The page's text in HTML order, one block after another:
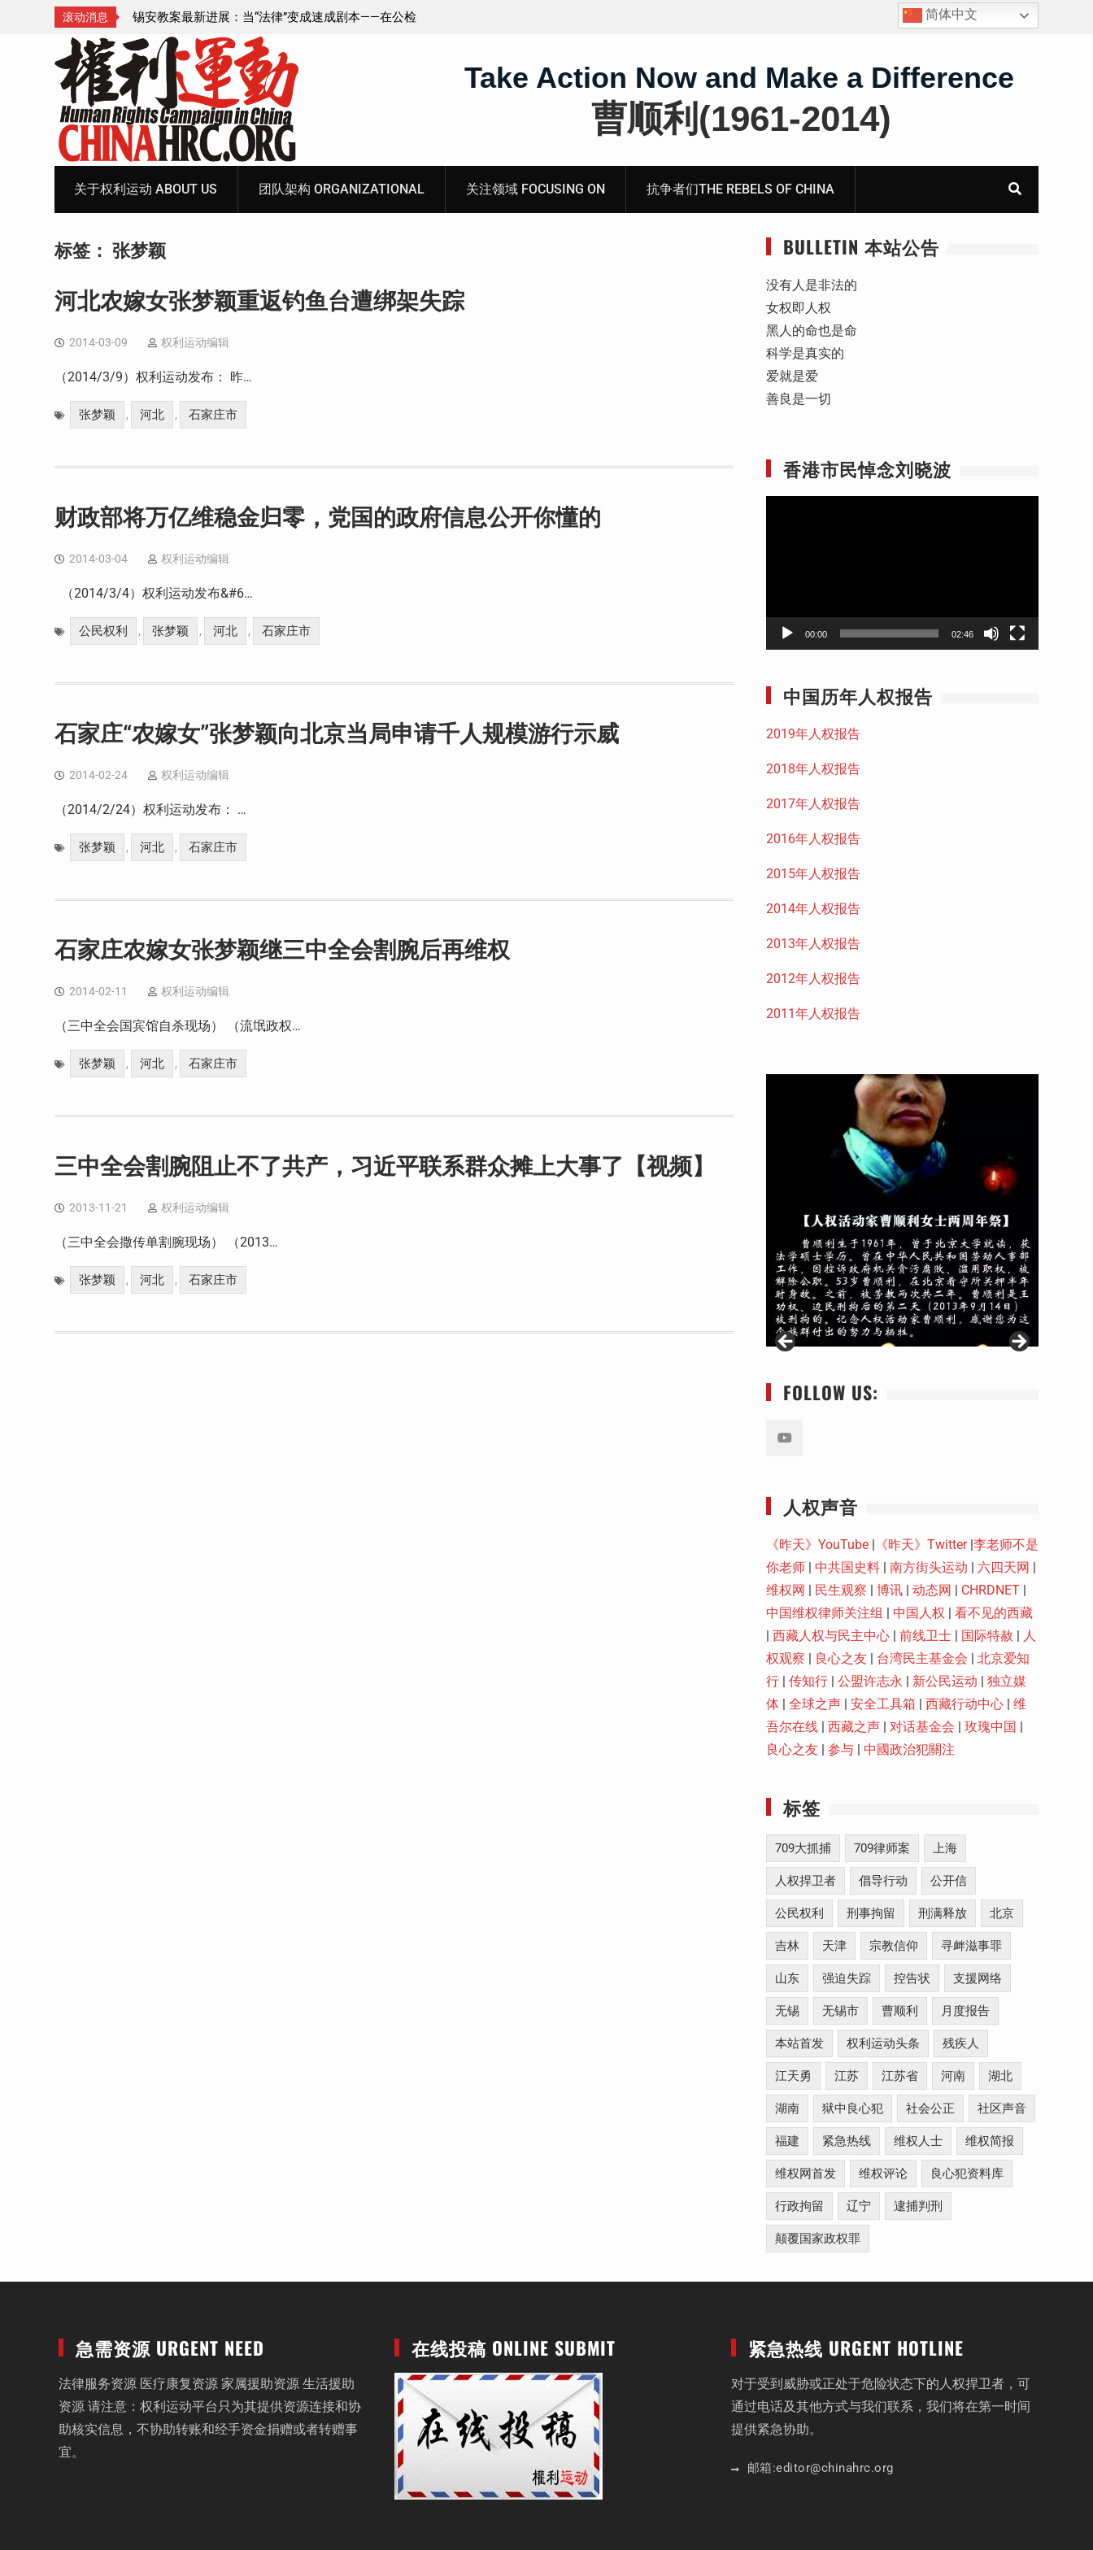
滚动消息
速成剧本——在公检 锡安教案王聪女士被抓更多细节曝光 之一
获刑8年的安徽省合肥市法轮功学员、软件工程师唐志
简体中文
Take Action Now and Make a Difference
曹顺利(1961-2014)
关于权利运动 ABOUT US 团队架构 ORGANIZATIONAL 关注领域 FOCUSING ON 抗争者们THE REBELS OF CHINA
标签： 张梦颖
河北农嫁女张梦颖重返钓鱼台遭绑架失踪
2014-03-09 权利运动编辑
（2014/3/9）权利运动发布： 昨…
张梦颖 , 河北 , 石家庄市
财政部将万亿维稳金归零，党国的政府信息公开你懂的
2014-03-04 权利运动编辑
（2014/3/4）权利运动发布&#6…
公民权利 , 张梦颖 , 河北 , 石家庄市
石家庄“农嫁女”张梦颖向北京当局申请千人规模游行示威
2014-02-24 权利运动编辑
（2014/2/24）权利运动发布： …
张梦颖 , 河北 , 石家庄市
石家庄农嫁女张梦颖继三中全会割腕后再维权
2014-02-11 权利运动编辑
（三中全会国宾馆自杀现场） （流氓政权…
张梦颖 , 河北 , 石家庄市
三中全会割腕阻止不了共产，习近平联系群众摊上大事了【视频】
2013-11-21 权利运动编辑
（三中全会撒传单割腕现场） （2013…
张梦颖 , 河北 , 石家庄市
BULLETIN 本站公告
没有人是非法的
女权即人权
黑人的命也是命
科学是真实的
爱就是爱
善良是一切
香港市民悼念刘晓波
00:00 02:46
中国历年人权报告
2019年人权报告
2018年人权报告
2017年人权报告
2016年人权报告
2015年人权报告
2014年人权报告
2013年人权报告
2012年人权报告
2011年人权报告
FOLLOW US:
人权声音
《昨天》YouTube | 《昨天》Twitter|李老师不是
你老师 | 中共国史料 | 南方街头运动 | 六四天网 |
维权网 | 民生观察 | 博讯 | 动态网 | CHRDNET |
中国维权律师关注组 | 中国人权 | 看不见的西藏
| 西藏人权与民主中心 | 前线卫士 | 国际特赦 | 人
权观察 | 良心之友 | 台湾民主基金会 | 北京爱知
行 | 传知行 | 公盟许志永 | 新公民运动 | 独立媒
体 | 全球之声 | 安全工具箱 | 西藏行动中心 | 维
吾尔在线 | 西藏之声 | 对话基金会 | 玫瑰中国 |
良心之友 | 参与 | 中國政治犯關注
标签
709大抓捕 709律师案 上海
人权捍卫者 倡导行动 公开信
公民权利 刑事拘留 刑满释放 北京
吉林 天津 宗教信仰 寻衅滋事罪
山东 强迫失踪 控告状 支援网络
无锡 无锡市 曹顺利 月度报告
本站首发 权利运动头条 残疾人
江天勇 江苏 江苏省 河南 湖北
湖南 狱中良心犯 社会公正 社区声音
福建 紧急热线 维权人士 维权简报
维权网首发 维权评论 良心犯资料库
行政拘留 辽宁 逮捕判刑
颠覆国家政权罪
急需资源 URGENT NEED
法律服务资源 医疗康复资源 家属援助资源 生活援助
资源 请注意：权利运动平台只为其提供资源连接和协
助核实信息，不协助转账和经手资金捐赠或者转赠事
宜。
在线投稿 ONLINE SUBMIT 紧急热线 URGENT HOTLINE
对于受到威胁或正处于危险状态下的人权捍卫者，可
通过电话及其他方式与我们联系，我们将在第一时间
提供紧急协助。
邮箱:editor@chinahrc.org